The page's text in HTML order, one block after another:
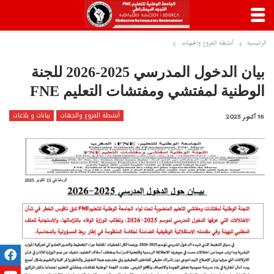
الرئيسية أنشطة الفروع والجهات
بيان الدخول المدرسي 2025-2026 للجنة
الوطنية لمفتشي ومفتشات التعليم FNE
أنشطة الفروع والجهات بيانات و بلاغات 16 أكتوبر 2025